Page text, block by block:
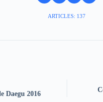
ARTICLES: 137
Daegu 2016